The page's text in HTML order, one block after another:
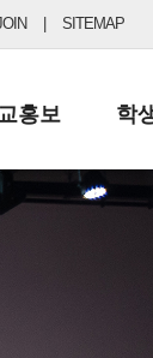
SITEMAP
홍보
료
학